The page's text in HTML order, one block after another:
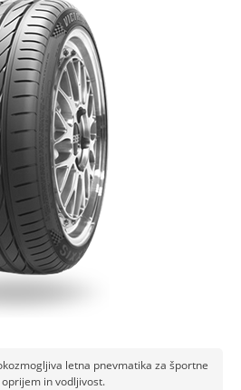
letna pnevmatika za športne
in vodljivost.